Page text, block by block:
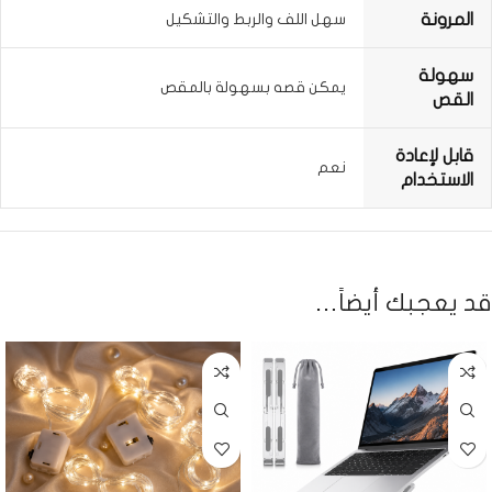
المرونة سهل اللف والربط والتشكيل
سهولة
القص
يمكن قصه بسهولة بالمقص
قابل لإعادة
الاستخدام
نعم
قد يعجبك أيضاً…